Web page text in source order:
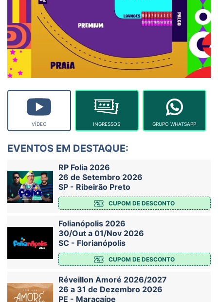
VÍDEO INGRESSOS GRUPO WHATSAPP
EVENTOS EM DESTAQUE:
RP Folia 2026
26 de Setembro 2026
SP - Ribeirão Preto
CUPOM DE DESCONTO
Folianópolis 2026
30/Out a 01/Nov 2026
SC - Florianópolis
CUPOM DE DESCONTO
Réveillon Amoré 2026/2027
26 a 31 de Dezembro 2026
PE - Maracaípe